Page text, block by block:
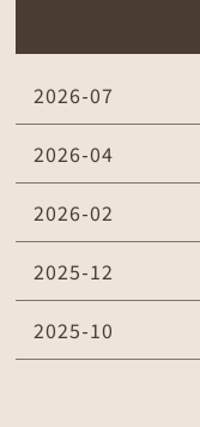
2026-07
2026-04
2026-02
2025-12
2025-10